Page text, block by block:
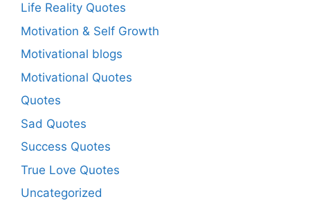
Life Reality Quotes
Motivation & Self Growth
Motivational blogs
Motivational Quotes
Quotes
Sad Quotes
Success Quotes
True Love Quotes
Uncategorized